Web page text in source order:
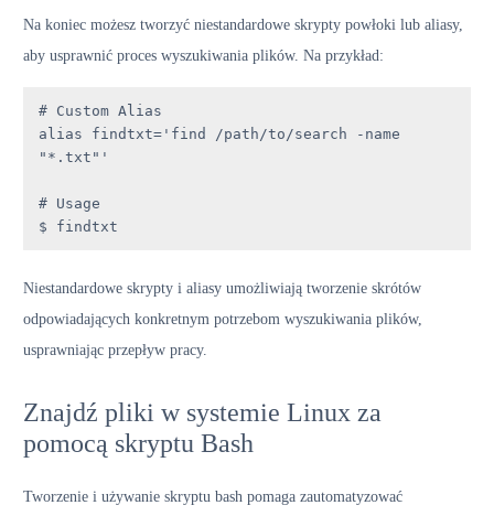
Na koniec możesz tworzyć niestandardowe skrypty powłoki lub aliasy,
aby usprawnić proces wyszukiwania plików. Na przykład:
# Custom Alias
alias findtxt='find /path/to/search -name
"*.txt"'
# Usage
$ findtxt
Niestandardowe skrypty i aliasy umożliwiają tworzenie skrótów
odpowiadających konkretnym potrzebom wyszukiwania plików,
usprawniając przepływ pracy.
Znajdź pliki w systemie Linux za
pomocą skryptu Bash
Tworzenie i używanie skryptu bash pomaga zautomatyzować